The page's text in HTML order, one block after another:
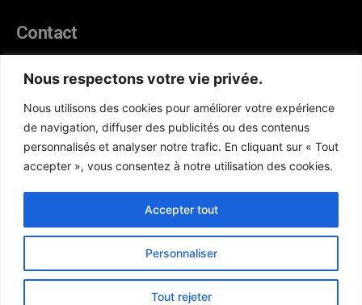
Nous respectons votre vie privée.
Nous utilisons des cookies pour améliorer votre expérience
de navigation, diffuser des publicités ou des contenus
personnalisés et analyser notre trafic. En cliquant sur « Tout
accepter », vous consentez à notre utilisation des cookies.
Personnaliser
Tout rejeter
Accepter tout
Contact
Téléphone :(+221) 70 330 86 87‬
WhatsApp : (+33) 6 52 17 85 46
E-mail : redaction@atlanticactu.com
E-mail : commercial@atlanticactu.com
Nous écrire Qui sommes-nous ?
Copyright © AtlanticActu.com. Tous droits réservés. Designed by